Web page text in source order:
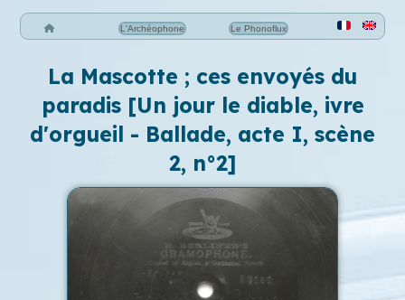
L'Archéophone Le Phonoflux
La Mascotte ; ces envoyés du
paradis [Un jour le diable, ivre
d'orgueil - Ballade, acte I, scène
2, n°2]